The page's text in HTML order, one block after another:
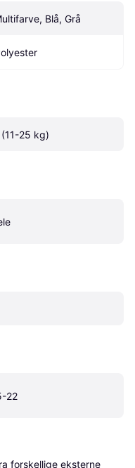
Blå, Grå
25 kg)
22
forskellige eksterne